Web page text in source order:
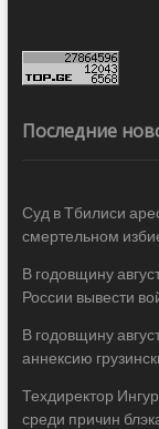
Последние
Суд в Тбилиси
смертельном
В годовщину
России вывести
В годовщину
аннексию
Техдиректор
среди причин